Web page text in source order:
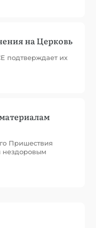
на Церковь
подтверждает их
Пришествия
нездоровым